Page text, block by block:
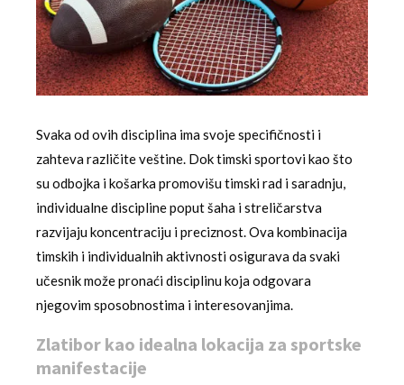
Svaka od ovih disciplina ima svoje specifičnosti i
zahteva različite veštine. Dok timski sportovi kao što
su odbojka i košarka promovišu timski rad i saradnju,
individualne discipline poput šaha i streličarstva
razvijaju koncentraciju i preciznost. Ova kombinacija
timskih i individualnih aktivnosti osigurava da svaki
učesnik može pronaći disciplinu koja odgovara
njegovim sposobnostima i interesovanjima.
Zlatibor kao idealna lokacija za sportske
manifestacije